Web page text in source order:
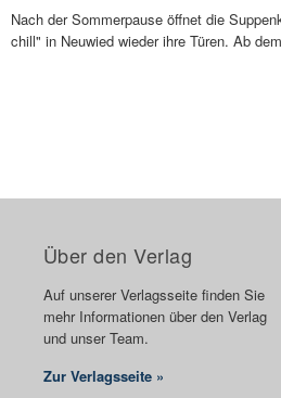
Nach der Sommerpause öffnet die
chill" in Neuwied wieder ihre Türen. Ab
Über den Verlag
Auf unserer Verlagsseite finden Sie
mehr Informationen über den Verlag
und unser Team.
Zur Verlagsseite »